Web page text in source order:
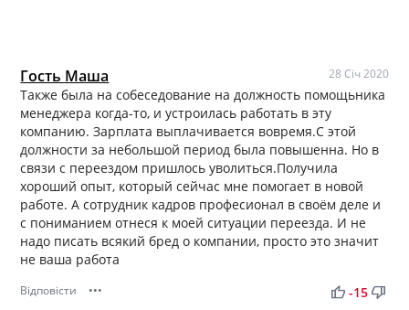
Гость Маша 28 Січ 2020
Также была на собеседование на должность помощьника
менеджера когда-то, и устроилась работать в эту
компанию. Зарплата выплачивается вовремя.С этой
должности за небольшой период была повышенна. Но в
связи с переездом пришлось уволиться.Получила
хороший опыт, который сейчас мне помогает в новой
работе. А сотрудник кадров професионал в своём деле и
с пониманием отнеся к моей ситуации переезда. И не
надо писать всякий бред о компании, просто это значит
не ваша работа
Відповісти ••• thumb_up thumb_down
-15